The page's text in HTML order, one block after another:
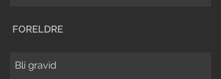
FORELDRE
Bli gravid